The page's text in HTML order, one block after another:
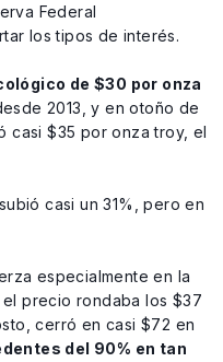
Federal
los tipos de interés.
de $30 por onza
2013, y en otoño de
casi $35 por onza troy, el
casi un 31%, pero en
especialmente en la
precio rondaba los $37
cerró en casi $72 en
del 90% en tan